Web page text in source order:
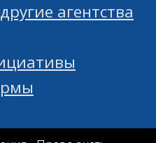
агентства